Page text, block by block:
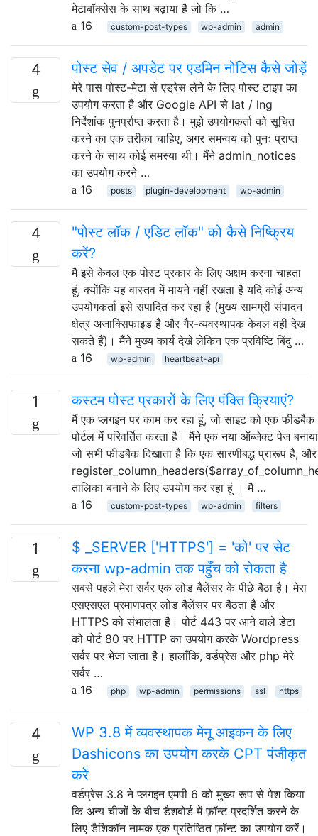
मेटाबॉक्सेस के साथ बढ़ाया है जो कि …
16
custom-post-types wp-admin admin
4 पोस्ट सेव / अपडेट पर एडमिन नोटिस कैसे जोड़ें
मेरे पास पोस्ट-मेटा से एड्रेस लेने के लिए पोस्ट टाइप का
उपयोग करता है और Google API से lat / lng
निर्देशांक पुनर्प्राप्त करता है। मुझे उपयोगकर्ता को सूचित
करने का एक तरीका चाहिए, अगर समन्वय को पुनः प्राप्त
करने के साथ कोई समस्या थी। मैंने admin_notices
का उपयोग करने …
16
posts plugin-development wp-admin
4
"पोस्ट लॉक / एडिट लॉक" को कैसे निष्क्रिय
करें?
मैं इसे केवल एक पोस्ट प्रकार के लिए अक्षम करना चाहता
हूं, क्योंकि यह वास्तव में मायने नहीं रखता है यदि कोई अन्य
उपयोगकर्ता इसे संपादित कर रहा है (मुख्य सामग्री संपादन
क्षेत्र अजाक्सिफाइड है और गैर-व्यवस्थापक केवल वही देख
सकते हैं)। मैंने मुख्य कार्य देखे लेकिन एक प्रविष्टि बिंदु …
16
wp-admin heartbeat-api
1 कस्टम पोस्ट प्रकारों के लिए पंक्ति क्रियाएं?
मैं एक प्लगइन पर काम कर रहा हूं, जो साइट को एक
पोर्टल में परिवर्तित करता है। मैंने एक नया ऑब्जेक्ट पेज
जो सभी फीडबैक दिखाता है कि एक सारणीबद्ध प्रारूप है,
तालिका बनाने के लिए उपयोग कर रहा हूं । मैं …
16
custom-post-types wp-admin filters
1
$ _SERVER ['HTTPS'] = 'को' पर सेट
करना wp-admin तक पहुँच को रोकता है
सबसे पहले मेरा सर्वर एक लोड बैलेंसर के पीछे बैठा है। मेरा
एसएसएल प्रमाणपत्र लोड बैलेंसर पर बैठता है और
HTTPS को संभालता है। पोर्ट 443 पर आने वाले डेटा
को पोर्ट 80 पर HTTP का उपयोग करके Wordpress
सर्वर पर भेजा जाता है। हालाँकि, वर्डप्रेस और php मेरे
सर्वर …
16
php wp-admin permissions ssl https
4
WP 3.8 में व्यवस्थापक मेनू आइकन के लिए
Dashicons का उपयोग करके CPT पंजीकृत
करें
वर्डप्रेस 3.8 ने प्लगइन एमपी 6 को मुख्य रूप से पेश किया
कि अन्य चीजों के बीच डैशबोर्ड में फ़ॉन्ट प्रदर्शित करने के
लिए डैशिकॉन नामक एक प्रतिष्ठित फ़ॉन्ट का उपयोग करें।